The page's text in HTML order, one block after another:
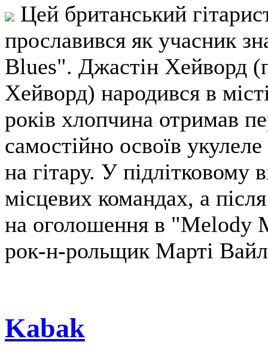
Цей британський
прославився як учасник
Blues". Джастін Хейворд
Хейворд) народився в
років хлопчина отримав
самостійно освоїв
на гітару. У підлітковому
місцевих командах, а
на оголошення в "Melody
рок-н-рольщик Марті
Kabak